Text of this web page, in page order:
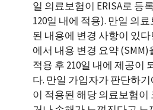
일 의료보험이 ERISA로 등
120일 내에 적용). 만일 의
된 내용에 변경 사항이 있
에서 내용 변경 요약 (SMM)
적용 후 210일 내에 제공이
다. 만일 가입자가 판단하
이 적용된 해당 의료보험이